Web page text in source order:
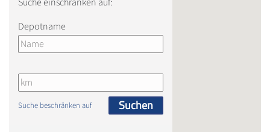
Depotname
Suche beschränken auf Suchen